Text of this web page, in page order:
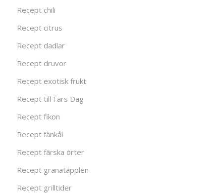
Recept chili
Recept citrus
Recept dadlar
Recept druvor
Recept exotisk frukt
Recept till Fars Dag
Recept fikon
Recept fänkål
Recept färska örter
Recept granatäpplen
Recept grilltider